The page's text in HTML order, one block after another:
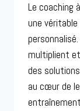
Le coaching
une
multiplient
des
au cœur de